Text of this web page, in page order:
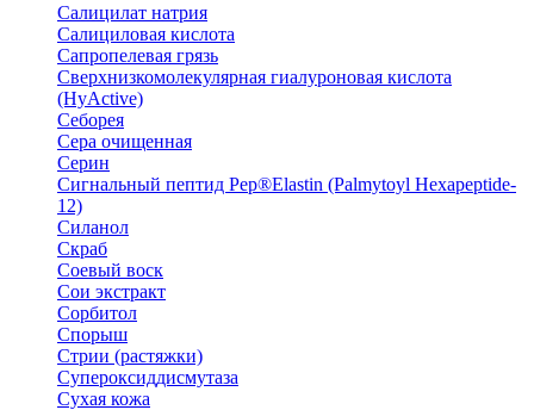
Салицилат натрия
Салициловая кислота
Сапропелевая грязь
Сверхнизкомолекулярная гиалуроновая кислота
(HyActive)
Себорея
Сера очищенная
Серин
Сигнальный пептид Pep®Elastin (Palmytoyl Hexapeptide-
12)
Силанол
Скраб
Соевый воск
Сои экстракт
Сорбитол
Спорыш
Стрии (растяжки)
Супероксиддисмутаза
Сухая кожа